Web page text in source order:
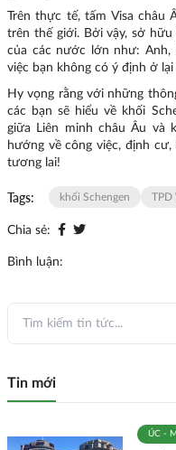
Trên thực tế, tấm Visa châu
trên thế giới. Bởi vậy, sở hữu
của các nước lớn như: Anh,
việc bạn không có ý định ở
Hy vọng rằng với những
các bạn sẽ hiểu về khối
giữa Liên minh châu Âu và
hướng về công việc, định
tương lai!
Tags: khối Schengen TPD
Chia sẻ:
Bình luận:
Tin mới
ÚC -